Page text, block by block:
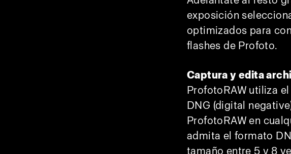
exposición
optimizados para
flashes de Profoto.
Captura y edita
ProfotoRAW utiliza
DNG (digital
ProfotoRAW en
admita el formato
tamaño entre 5 y 8